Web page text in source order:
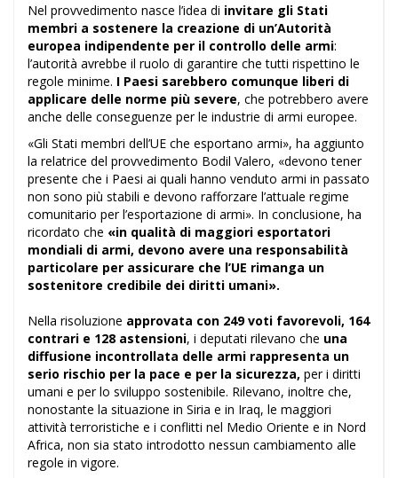
Nel provvedimento nasce l’idea di invitare gli Stati
membri a sostenere la creazione di un’Autorità
europea indipendente per il controllo delle armi:
l’autorità avrebbe il ruolo di garantire che tutti rispettino le
regole minime. I Paesi sarebbero comunque liberi di
applicare delle norme più severe, che potrebbero avere
anche delle conseguenze per le industrie di armi europee.
«Gli Stati membri dell’UE che esportano armi», ha aggiunto
la relatrice del provvedimento Bodil Valero, «devono tener
presente che i Paesi ai quali hanno venduto armi in passato
non sono più stabili e devono rafforzare l’attuale regime
comunitario per l’esportazione di armi». In conclusione, ha
ricordato che «in qualità di maggiori esportatori
mondiali di armi, devono avere una responsabilità
particolare per assicurare che l’UE rimanga un
sostenitore credibile dei diritti umani».
Nella risoluzione approvata con 249 voti favorevoli, 164
contrari e 128 astensioni, i deputati rilevano che una
diffusione incontrollata delle armi rappresenta un
serio rischio per la pace e per la sicurezza, per i diritti
umani e per lo sviluppo sostenibile. Rilevano, inoltre che,
nonostante la situazione in Siria e in Iraq, le maggiori
attività terroristiche e i conflitti nel Medio Oriente e in Nord
Africa, non sia stato introdotto nessun cambiamento alle
regole in vigore.